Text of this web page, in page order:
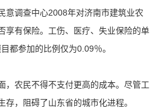
意调查中心2008年对济南市建筑业农
享有保险。工伤、医疗、失业保险的单
都参加的比例仅为0.09％。
，农民不得不支付更高的成本。尽管工
，阻碍了山东省的城市化进程。